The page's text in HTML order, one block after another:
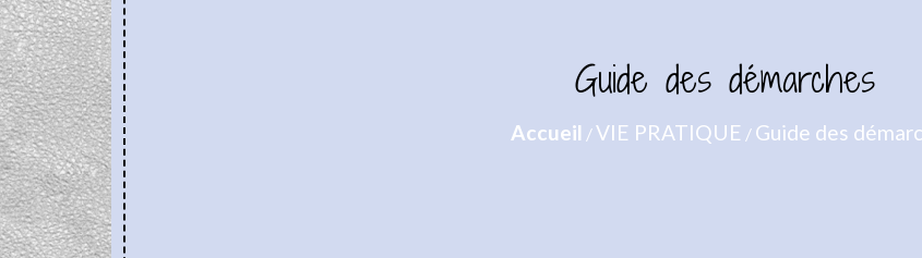
Guide des démarches
Accueil /VIE PRATIQUE / Guide des